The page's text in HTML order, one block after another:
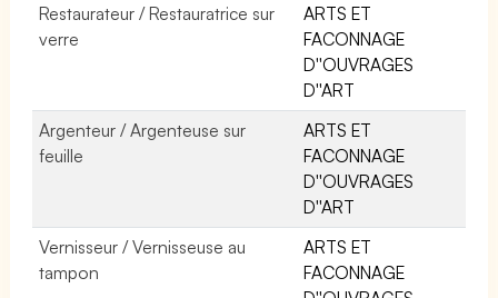
Restaurateur / Restauratrice sur
verre
ARTS ET
FACONNAGE
D''OUVRAGES
D''ART
Argenteur / Argenteuse sur
feuille
ARTS ET
FACONNAGE
D''OUVRAGES
D''ART
Vernisseur / Vernisseuse au
tampon
ARTS ET
FACONNAGE